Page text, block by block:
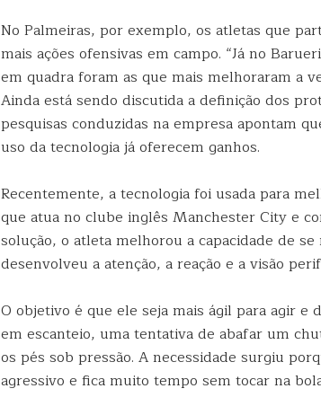
No Palmeiras, por exemplo, os atletas que
mais ações ofensivas em campo. “Já no
em quadra foram as que mais melhoraram a
Ainda está sendo discutida a definição dos
pesquisas conduzidas na empresa apontam
uso da tecnologia já oferecem ganhos.
Recentemente, a tecnologia foi usada para
que atua no clube inglês Manchester City e
solução, o atleta melhorou a capacidade de
desenvolveu a atenção, a reação e a visão
O objetivo é que ele seja mais ágil para agir
em escanteio, uma tentativa de abafar um
os pés sob pressão. A necessidade surgiu
agressivo e fica muito tempo sem tocar na